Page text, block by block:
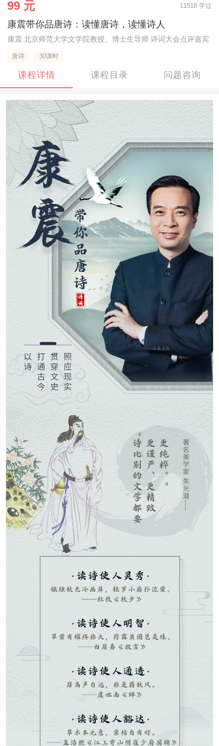
99 元 11518 学过
康震带你品唐诗：读懂唐诗，读懂诗人
康震 北京师范大学文学院教授、博士生导师 诗词大会点评嘉宾
唐诗 30课时
课程详情 课程目录 问题咨询